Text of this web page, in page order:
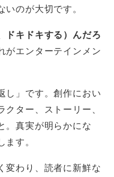
のが大切です。
ドキドキする）んだろ
がエンターテインメン
し」です。創作におい
ター、ストーリー、
。真実が明らかにな
す。
変わり、読者に新鮮な